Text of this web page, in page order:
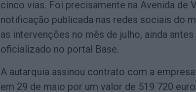
cinco vias. Foi precisamente na Avenida de
notificação publicada nas redes sociais do
as intervenções no mês de julho, ainda
oficializado no portal Base.
A autarquia assinou contrato com a
em 29 de maio por um valor de 519 720